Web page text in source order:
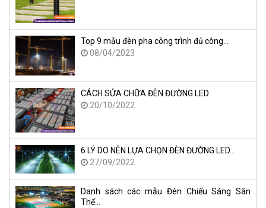
Top 9 mẫu đèn pha công trình đủ công…
08/04/2023
CÁCH SỬA CHỮA ĐÈN ĐƯỜNG LED
20/10/2022
6 LÝ DO NÊN LỰA CHỌN ĐÈN ĐƯỜNG LED…
27/09/2022
Danh sách các mẫu Đèn Chiếu Sáng Sân
Thể…